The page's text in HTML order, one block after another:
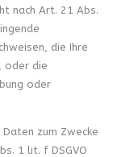
nach Art. 21 Abs.
die Ihre
oder die
oder
zum Zwecke
1 lit. f DSGVO